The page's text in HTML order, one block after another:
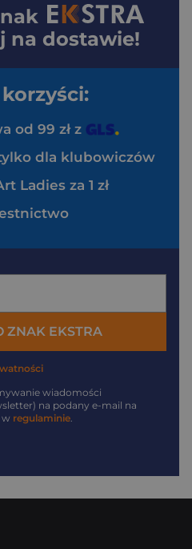
na dostawie!
od 99 zł z
dla klubowiczów
Ladies za 1 zł
ZNAK EKSTRA
wiadomości
na podany e-mail na
w regulaminie